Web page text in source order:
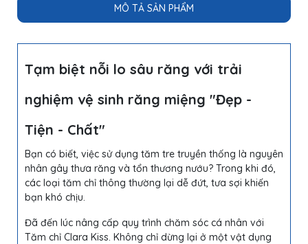
MÔ TẢ SẢN PHẨM
Tạm biệt nỗi lo sâu răng với trải
nghiệm vệ sinh răng miệng "Đẹp -
Tiện - Chất"
Bạn có biết, việc sử dụng tăm tre truyền thống là nguyên
nhân gây thưa răng và tổn thương nướu? Trong khi đó,
các loại tăm chỉ thông thường lại dễ đứt, tưa sợi khiến
bạn khó chịu.
Đã đến lúc nâng cấp quy trình chăm sóc cá nhân với
Tăm chỉ Clara Kiss. Không chỉ dừng lại ở một vật dụng